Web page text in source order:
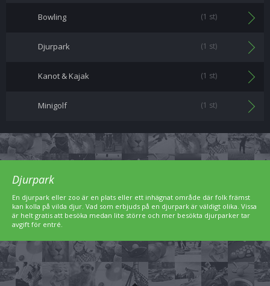
Bowling (1 st)
Djurpark (1 st)
Kanot & Kajak (1 st)
Minigolf (1 st)
Djurpark
En djurpark eller zoo är en plats eller ett inhägnat område där folk främst
kan kolla på vilda djur. Vad som erbjuds på en djurpark är väldigt olika. Vissa
är helt gratis att besöka medan lite större och mer besökta djurparker tar
avgift för entré.